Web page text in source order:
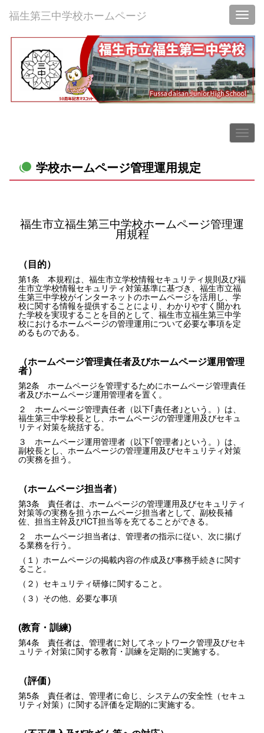
福生第三中学校ホームページ
学校ホームページ管理運用規定
福生市立福生第三中学校ホームページ管理運
用規程
（目的）
第1条 本規程は、福生市立学校情報セキュリティ規則及び福
生市立学校情報セキュリティ対策基準に基づき、福生市立福
生第三中学校がインターネットのホームページを活用し、学
校に関する情報を提供することにより、わかりやすく開かれ
た学校を実現することを目的として、福生市立福生第三中学
校におけるホームページの管理運用について必要な事項を定
めるものである。
（ホームページ管理責任者及びホームページ運用管理
者）
第2条 ホームページを管理するためにホームページ管理責任
者及びホームページ運用管理者を置く。
２ ホームページ管理責任者（以下｢責任者｣という。）は、
福生第三中学校長とし、ホームページの管理運用及びセキュ
リティ対策を統括する。
３ ホームページ運用管理者（以下｢管理者｣という。）は、
副校長とし、ホームページの管理運用及びセキュリティ対策
の実務を担う。
（ホームページ担当者）
第3条 責任者は、ホームページの管理運用及びセキュリティ
対策等の実務を担うホームページ担当者として、副校長補
佐、担当主幹及びICT担当等を充てることができる。
２ ホームページ担当者は、管理者の指示に従い、次に揚げ
る業務を行う。
（１）ホームページの掲載内容の作成及び事務手続きに関す
ること。
（２）セキュリティ研修に関すること。
（３）その他、必要な事項
(教育・訓練)
第4条 責任者は、管理者に対してネットワーク管理及びセキ
ュリティ対策に関する教育・訓練を定期的に実施する。
（評価）
第5条 責任者は、管理者に命じ、システムの安全性（セキュ
リティ対策）に関する評価を定期的に実施する。